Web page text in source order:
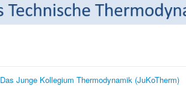
Das Junge Kollegium Thermodynamik (JuKoTherm)